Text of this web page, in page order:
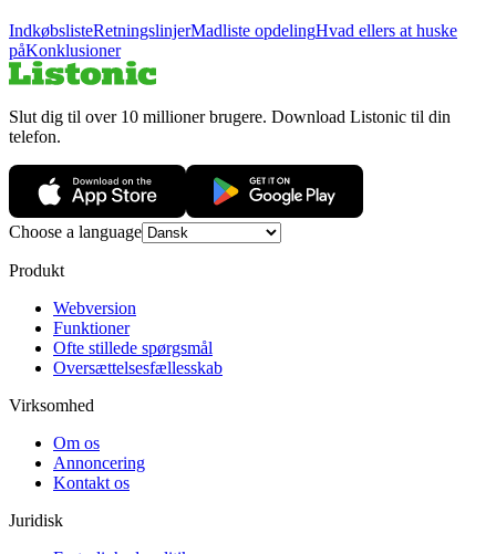
IndkøbslisteRetningslinjerMadliste opdelingHvad ellers at huske
påKonklusioner
Slut dig til over 10 millioner brugere. Download Listonic til din
telefon.
Choose a language
Produkt
Webversion
Funktioner
Ofte stillede spørgsmål
Oversættelsesfællesskab
Virksomhed
Om os
Annoncering
Kontakt os
Juridisk